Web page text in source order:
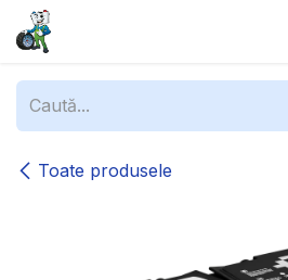
Sari la conținut
Toate produsele